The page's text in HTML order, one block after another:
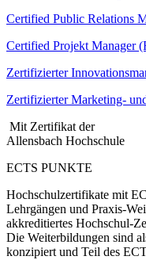
Certified Public Relations
Certified Projekt Manager
Zertifizierter
Zertifizierter Marketing-
Mit Zertifikat der
Allensbach Hochschule
ECTS PUNKTE
Hochschulzertifikate mit
Lehrgängen und Praxis-
akkreditiertes Hochschul-
Die Weiterbildungen sind
konzipiert und Teil des